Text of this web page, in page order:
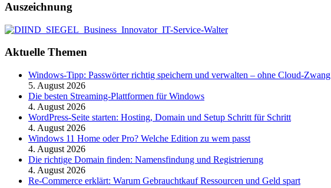
Auszeichnung
Aktuelle Themen
Windows-Tipp: Passwörter richtig speichern und verwalten – ohne Cloud-Zwang
5. August 2026
Die besten Streaming-Plattformen für Windows
4. August 2026
WordPress-Seite starten: Hosting, Domain und Setup Schritt für Schritt
4. August 2026
Windows 11 Home oder Pro? Welche Edition zu wem passt
4. August 2026
Die richtige Domain finden: Namensfindung und Registrierung
4. August 2026
Re-Commerce erklärt: Warum Gebrauchtkauf Ressourcen und Geld spart